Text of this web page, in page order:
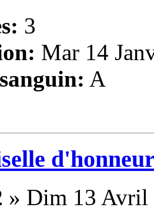
3
Mar 14
A
» Dim 13 Avril